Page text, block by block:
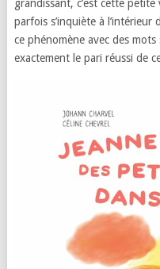
grandissant, c’est cette
parfois s’inquiète à
ce phénomène avec des mots
exactement le pari réussi de